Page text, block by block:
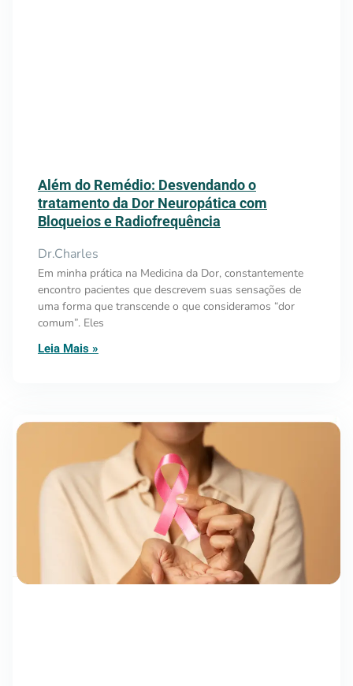
Além do Remédio: Desvendando o
tratamento da Dor Neuropática com
Bloqueios e Radiofrequência
Dr.Charles
Em minha prática na Medicina da Dor, constantemente
encontro pacientes que descrevem suas sensações de
uma forma que transcende o que consideramos “dor
comum”. Eles
Leia Mais »